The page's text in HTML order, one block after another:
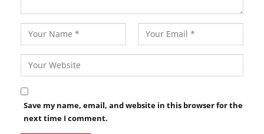
Save my name, email, and website in this browser for the
next time I comment.